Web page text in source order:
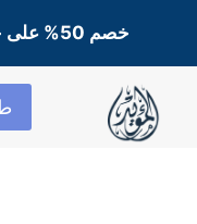
المحتوى
خصم 50% على خدمات والاستشارات القانونية